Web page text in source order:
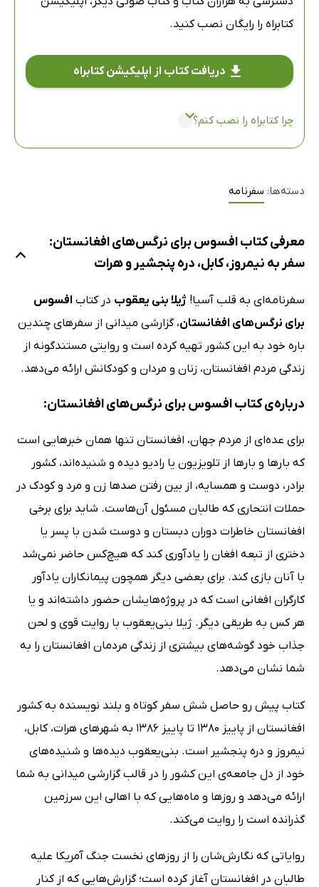
کتابراه را رایگان نصب کنید.
دریافت کتاب از اپلیکیشن کتابراه
چرا کتابراه را نصب کنم؟
دسته‌ها: سفرنامه
معرفی کتاب افسوس برای نرگس‌های افغانستان:
سفر به نیمروز، کابل، دره پنجشیر و هرات
سفرنامه‌ای به قلب آسیا! ژیلا بنی یعقوب در کتاب افسوس
برای نرگس‌های افغانستان، گزارشی میدانی از سفرهای چندین
باره خود به این کشور تهیه کرده است و روایتی مستندگونه از
زندگی مردم افغانستان، زنان و مردان و کودکانش ارائه می‌دهد.
درباره‌ی کتاب افسوس برای نرگس‌های افغانستان:
برای عده‌ای از مردم جهان، افغانستان تنها همان خبرهایی است
که بارها و بارها از تلویزیون یا رادیو دیده و شنیده‌اند، کشور
برادر، دوست و همسایه، از بین رفتن صدها زن و مرد و کودک در
حملات انتحاری که طالبان مسئول آن‌هاست. شاید برای برخی
افغانستان خاطرات دوران دبستان و دوست شدن با پسر یا
دختری از تبعه افغان را یادآوری کند که هیچ‌کس حاضر نمی‌شد
با آنان بازی کند. برای بعضی دیگر همچون پیمانکاران یادآور
کارگران افغانی است که در پروژه‌هایشان حضور داشته‌اند و یا
هر کس به طریقی دیگر. ژیلا بنی‌یعقوب با روایت قوی و لحن
جذاب خود گوشه‌های بیشتری از زندگی مردمان افغانستان را به
شما نشان می‌دهد.
کتاب پیش رو حاصل شش سفر کوتاه و بلند نویسنده به کشور
افغانستان از پاییز 1380 تا پاییز 1386 به شهرهای هرات، کابل،
نیمروز و دره پنجشیر است. بنی‌یعقوب دیده‌ها و شنیده‌های
خود از دل جامعه‌ی این کشور را در قالب گزارشی میدانی به شما
ارائه می‌دهد و روزها و ماه‌هایی که با اهالی این سرزمین
گذرانده است را روایت می‌کند.
روایاتی که نگارش‌شان را از روزهای نخست جنگ آمریکا علیه
طالبان در افغانستان آغاز کرده است؛ گزارش‌هایی که از کنار